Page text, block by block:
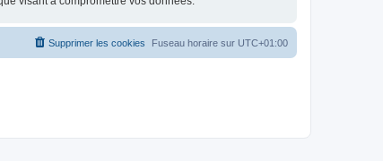
Fuseau horaire sur UTC+01:00
Supprimer les cookies